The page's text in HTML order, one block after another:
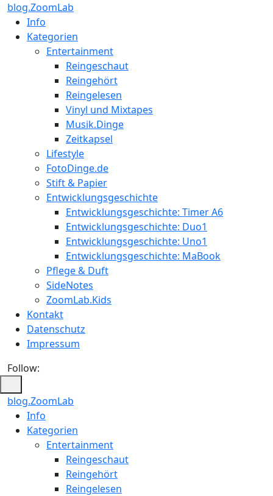
blog.ZoomLab
Info
Kategorien
Entertainment
Reingeschaut
Reingehört
Reingelesen
Vinyl und Mixtapes
Musik.Dinge
Zeitkapsel
Lifestyle
FotoDinge.de
Stift & Papier
Entwicklungsgeschichte
Entwicklungsgeschichte: Timer A6
Entwicklungsgeschichte: Duo1
Entwicklungsgeschichte: Uno1
Entwicklungsgeschichte: MaBook
Pflege & Duft
SideNotes
ZoomLab.Kids
Kontakt
Datenschutz
Impressum
Follow:
blog.ZoomLab
Info
Kategorien
Entertainment
Reingeschaut
Reingehört
Reingelesen